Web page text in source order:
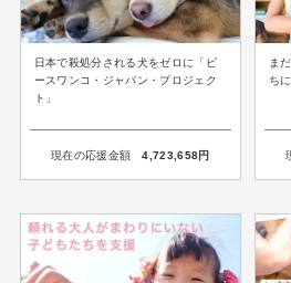
日本で殺処分される犬をゼロに「ピ
ースワンコ・ジャパン・プロジェク
ト」
現在の応援金額 4,723,658円
ま
ち